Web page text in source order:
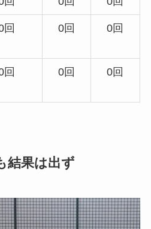
回 0回 0回
回 0回 0回
結果は出ず